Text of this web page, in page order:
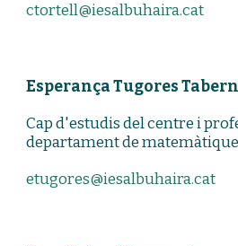
ctortell@iesalbuhaira.cat
Esperança Tugores
Cap d'estudis del centre i
departament de
etugores@iesalbuhaira.cat